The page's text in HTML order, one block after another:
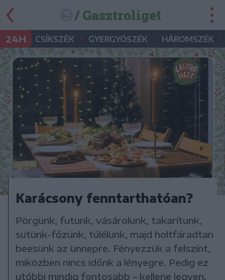
/ Gasztroliget
24H CSÍKSZÉK • GYERGYÓSZÉK • HÁROMSZÉK •
Karácsony fenntarthatóan?
Pörgünk, futunk, vásárolunk, takarítunk,
sütünk-főzünk, túlélünk, majd holtfáradtan
beesünk az ünnepre. Fényezzük a felszínt,
miközben nincs időnk a lényegre. Pedig ez
utóbbi mindig fontosabb – kellene legyen.